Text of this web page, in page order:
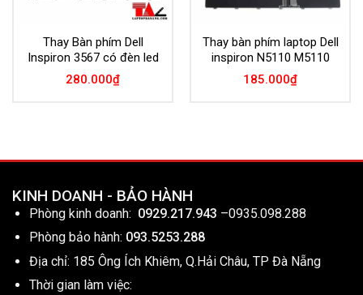
Thay Bàn phím Dell
Inspiron 3567 có đèn led
280.000₫
Thay bàn phím laptop Dell
inspiron N5110 M5110
185.000₫
KINH DOANH - BẢO HÀNH
Phòng kinh doanh: 0929.217.943 –0935.098.288
Phòng bảo hành: 093.5253.288
Địa chỉ: 185 Ông Ích Khiêm, Q.Hải Châu, TP Đà Nẵng
Thời gian làm việc: